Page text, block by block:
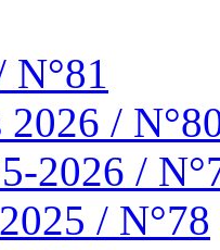
N°81
2026 /
2026 /
/ N°78